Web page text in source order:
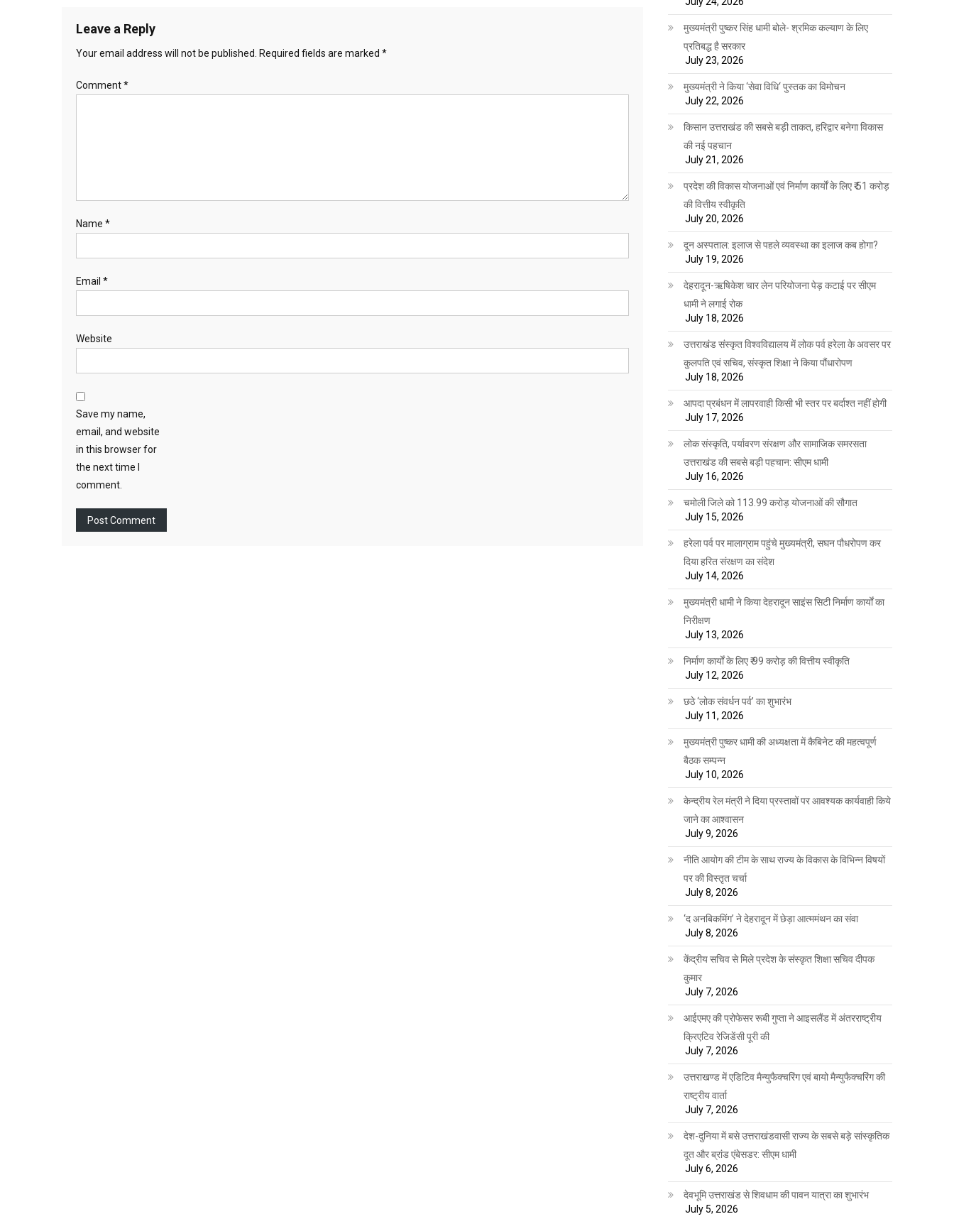
Leave a Reply
Your email address will not be published. Required fields are marked *
Comment*
Name *
Email *
Website
Save my name,
email, and website
in this browser for
the next time I
comment.
मुख्यमंत्री पुष्कर सिंह धामी बोले- श्रमिक कल्याण के लिए
प्रतिबद्ध है सरकार
July 23, 2026
मुख्यमंत्री ने किया ‘सेवा विधि‘ पुस्तक का विमोचन
July 22, 2026
किसान उत्तराखंड की सबसे बड़ी ताकत, हरिद्वार बनेगा विकास
की नई पहचान
July 21, 2026
प्रदेश की विकास योजनाओं एवं निर्माण कार्यों के लिए ₹ 51 करोड़
की वित्तीय स्वीकृति
July 20, 2026
दून अस्पताल: इलाज से पहले व्यवस्था का इलाज कब होगा?
July 19, 2026
देहरादून-ऋषिकेश चार लेन परियोजना पेड़ कटाई पर सीएम
धामी ने लगाई रोक
July 18, 2026
उत्तराखंड संस्कृत विश्वविद्यालय में लोक पर्व हरेला के अवसर पर
कुलपति एवं सचिव, संस्कृत शिक्षा ने किया पौंधारोपण
July 18, 2026
आपदा प्रबंधन में लापरवाही किसी भी स्तर पर बर्दाश्त नहीं होगी
July 17, 2026
लोक संस्कृति, पर्यावरण संरक्षण और सामाजिक समरसता
उत्तराखंड की सबसे बड़ी पहचान: सीएम धामी
July 16, 2026
चमोली जिले को 113.99 करोड़ योजनाओं की सौगात
July 15, 2026
हरेला पर्व पर मालाग्राम पहुंचे मुख्यमंत्री, सघन पौधरोपण कर
दिया हरित संरक्षण का संदेश
July 14, 2026
मुख्यमंत्री धामी ने किया देहरादून साइंस सिटी निर्माण कार्यों का
निरीक्षण
July 13, 2026
निर्माण कार्यों के लिए ₹ 99 करोड़ की वित्तीय स्वीकृति
July 12, 2026
छठे ‘लोक संवर्धन पर्व’ का शुभारंभ
July 11, 2026
मुख्यमंत्री पुष्कर धामी की अध्यक्षता में कैबिनेट की महत्वपूर्ण
बैठक सम्पन्न
July 10, 2026
केन्द्रीय रेल मंत्री ने दिया प्रस्तावों पर आवश्यक कार्यवाही किये
जाने का आश्वासन
July 9, 2026
नीति आयोग की टीम के साथ राज्य के विकास के विभिन्न विषयों
पर की विस्तृत चर्चा
July 8, 2026
‘द अनबिकमिंग’ ने देहरादून में छेड़ा आत्ममंथन का संवा
July 8, 2026
केंद्रीय सचिव से मिले प्रदेश के संस्कृत शिक्षा सचिव दीपक
कुमार
July 7, 2026
आईएमए की प्रोफेसर रूबी गुप्ता ने आइसलैंड में अंतरराष्ट्रीय
क्रिएटिव रेजिडेंसी पूरी की
July 7, 2026
उत्तराखण्ड में एडिटिव मैन्युफैक्चरिंग एवं बायो मैन्युफैक्चरिंग की
राष्ट्रीय वार्ता
July 7, 2026
देश-दुनिया में बसे उत्तराखंडवासी राज्य के सबसे बड़े सांस्कृतिक
दूत और ब्रांड एंबेसडर: सीएम धामी
July 6, 2026
देवभूमि उत्तराखंड से शिवधाम की पावन यात्रा का शुभारंभ
July 5, 2026